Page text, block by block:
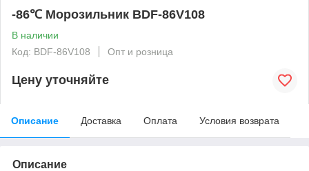
-86℃ Морозильник BDF-86V108
В наличии
Код: BDF-86V108
Опт и розница
Цену уточняйте
Описание Доставка Оплата Условия возврата
Описание